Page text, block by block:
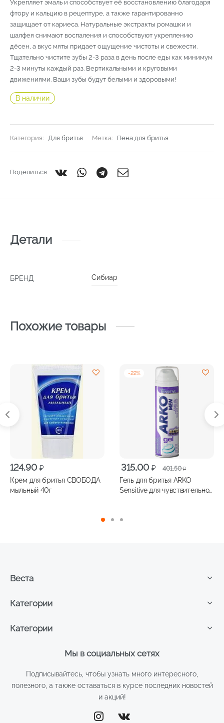
Укрепляет эмаль и способствует её восстановлению благодаря
фтору и кальцию в рецептуре, а также гарантированно
защищает от кариеса. Натуральные экстракты ромашки и
шалфея снимают воспаления и способствуют укреплению
дёсен, а вкус мяты придает ощущение чистоты и свежести.
Тщательно чистите зубы 2-3 раза в день после еды как минимум
2-3 минуты каждый раз. Вертикальными и круговыми
движениями. Ваши зубы будут белыми и здоровыми!
В наличии
Категория: Для бритья Метка: Пена для бритья
Поделиться
Детали
БРЕНД Сибиар
Похожие товары
124,90 ₽
Крем для бритья СВОБОДА
мыльный 40г
-22%
401,50₽
Первоначальная
цена
составляла
315,00 ₽
Текущая
цена:
315,00 ₽.
Гель для бритья ARKO
Sensitive для чувствительной
Мы в социальных сетях
Подписывайтесь, чтобы узнать много интересного,
полезного, а также оставаться в курсе последних новостей
и акций!
Категории
Категории
Веста